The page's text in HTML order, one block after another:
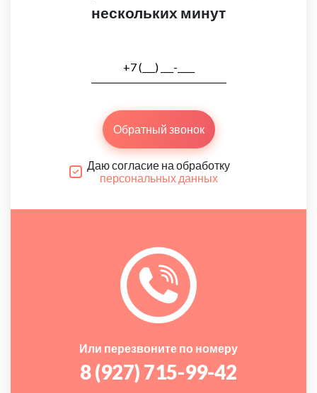
нескольких минут
Обратный звонок
Даю согласие на обработку
персональных данных
Или перезвоните по номеру
8 (927) 715-99-42